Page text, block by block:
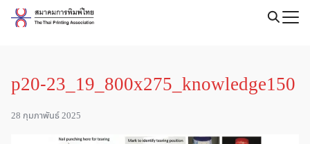
Skip
p20-23_19_800x275_knowledge150
28 กุมภาพันธ์ 2025